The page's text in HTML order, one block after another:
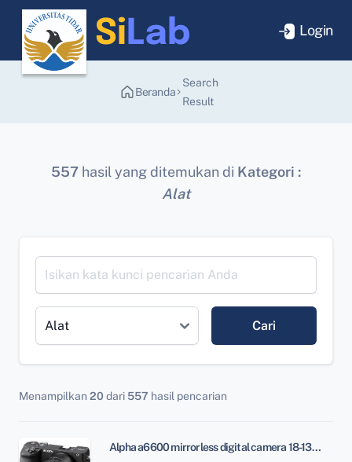
Login
Beranda
Search
Result
557 hasil yang ditemukan di Kategori :
Alat
Cari
Menampilkan 20 dari 557 hasil pencarian
Alpha a6600 mirrorless digital camera 18-135mm lens (Alat)